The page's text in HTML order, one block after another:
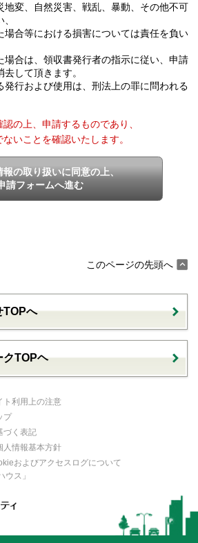
変、自然災害、戦乱、暴動、その他不可
合等における損害については責任を負い
場合は、領収書発行者の指示に従い、申請
して頂きます。
行および使用は、刑法上の罪に問われる
の上、申請するものであり、
いことを確認いたします。
報の取り扱いに同意の上、
請フォームへ進む
このページの先頭へ
TOPへ
クTOPヘ
ト利用上の注意
プ
づく表記
人情報基本方針
およびアクセスログについて
ウス」